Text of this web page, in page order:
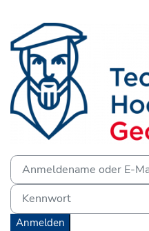
Anmelden
Anmeldename oder E-Mail
Kennwort
Anmelden